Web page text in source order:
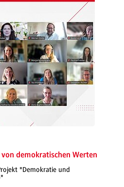
demokratischen Werten
"Demokratie und